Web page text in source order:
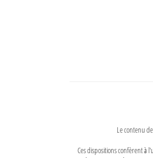
Le contenu
Ces dispositions confèrent à